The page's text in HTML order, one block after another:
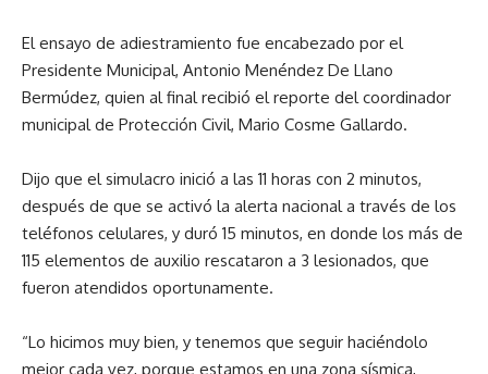
El ensayo de adiestramiento fue encabezado por el
Presidente Municipal, Antonio Menéndez De Llano
Bermúdez, quien al final recibió el reporte del coordinador
municipal de Protección Civil, Mario Cosme Gallardo.
Dijo que el simulacro inició a las 11 horas con 2 minutos,
después de que se activó la alerta nacional a través de los
teléfonos celulares, y duró 15 minutos, en donde los más de
115 elementos de auxilio rescataron a 3 lesionados, que
fueron atendidos oportunamente.
“Lo hicimos muy bien, y tenemos que seguir haciéndolo
mejor cada vez, porque estamos en una zona sísmica,